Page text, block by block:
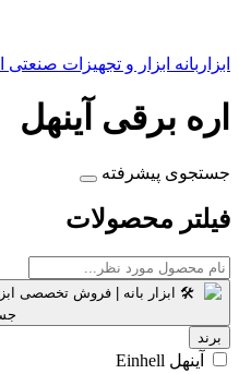
ابزاربانه ابزار و تجهیزات صنعتی
اره برقی آینهل
جستجوی پیشرفته
فیلتر محصولات
برند
آینهل Einhell